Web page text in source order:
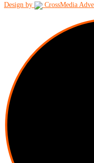
Design by CrossMedia